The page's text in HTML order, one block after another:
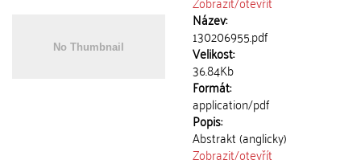
Název:
130206955.pdf
Velikost:
36.84Kb
Formát:
application/pdf
Popis:
Abstrakt (anglicky)
Zobrazit/otevřít